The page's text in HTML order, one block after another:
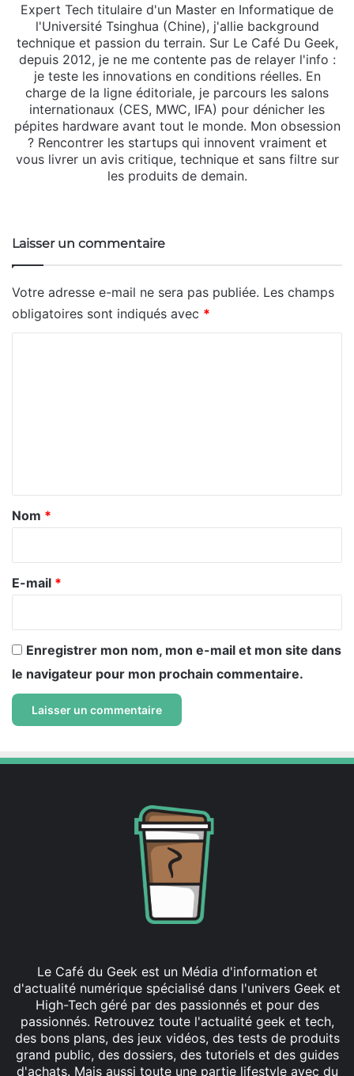
Expert Tech titulaire d'un Master en Informatique de
l'Université Tsinghua (Chine), j'allie background
technique et passion du terrain. Sur Le Café Du Geek,
depuis 2012, je ne me contente pas de relayer l'info :
je teste les innovations en conditions réelles. En
charge de la ligne éditoriale, je parcours les salons
internationaux (CES, MWC, IFA) pour dénicher les
pépites hardware avant tout le monde. Mon obsession
? Rencontrer les startups qui innovent vraiment et
vous livrer un avis critique, technique et sans filtre sur
les produits de demain.
Laisser un commentaire
Votre adresse e-mail ne sera pas publiée. Les champs
obligatoires sont indiqués avec *
a
e
Nom *
E-mail *
Enregistrer mon nom, mon e-mail et mon site dans
le navigateur pour mon prochain commentaire.
Le Café du Geek est un Média d'information et
d'actualité numérique spécialisé dans l'univers Geek et
High-Tech géré par des passionnés et pour des
passionnés. Retrouvez toute l'actualité geek et tech,
des bons plans, des jeux vidéos, des tests de produits
grand public, des dossiers, des tutoriels et des guides
d'achats. Mais aussi toute une partie lifestyle avec du